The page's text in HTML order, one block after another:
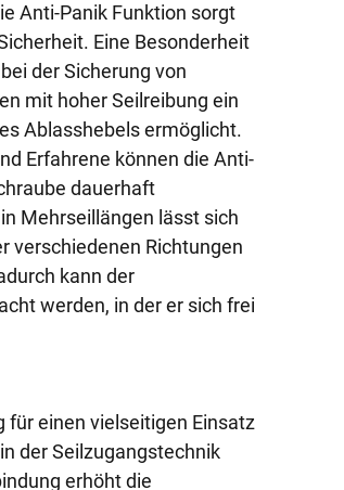
Anti-Panik Funktion sorgt
Eine Besonderheit
der Sicherung von
mit hoher Seilreibung ein
Ablasshebels ermöglicht.
Erfahrene können die Anti-
dauerhaft
Mehrseillängen lässt sich
verschiedenen Richtungen
kann der
werden, in der er sich frei
einen vielseitigen Einsatz
der Seilzugangstechnik
erhöht die